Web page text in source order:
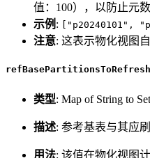
值：100），以防止元
示例 : ["p20240101",
注意: 这表示物化视图
类型: Map of String to
描述: 参考基表与其应
用法: 该值在物化视图